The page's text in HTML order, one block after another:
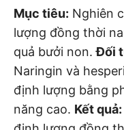
Mục tiêu: Nghiên
lượng đồng thời
quả bưởi non.Đối
Naringin và
định lượng bằng
năng cao. Kết quả: